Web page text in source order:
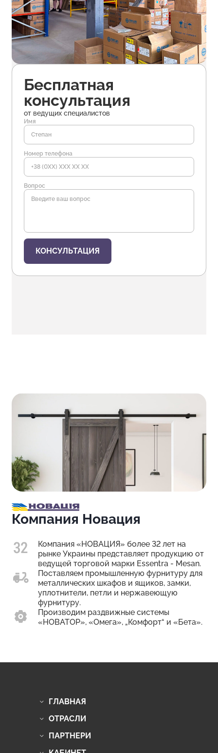
Бесплатная
консультация
от ведущих специалистов
Имя
Номер телефона
Вопрос
КОНСУЛЬТАЦИЯ
Компания Новация
Компания «НОВАЦИЯ» более 32 лет на
рынке Украины представляет продукцию от
ведущей торговой марки Essentra - Mesan.
Поставляем промышленную фурнитуру для
металлических шкафов и ящиков, замки,
уплотнители, петли и нержавеющую
фурнитуру.
Производим раздвижные системы
«НОВАТОР», «Омега», „Комфорт“ и «Бета».
ГЛАВНАЯ
ОТРАСЛИ
ПАРТНЕРИ